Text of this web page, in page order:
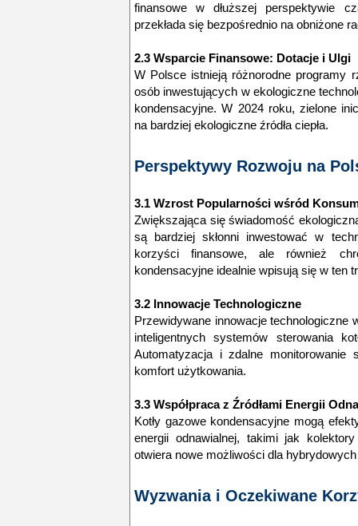
finansowe w dłuższej perspektywie
przekłada się bezpośrednio na obniżone
2.3 Wsparcie Finansowe: Dotacje i Ulgi
W Polsce istnieją różnorodne programy
osób inwestujących w ekologiczne
kondensacyjne. W 2024 roku, zielone
na bardziej ekologiczne źródła ciepła.
Perspektywy Rozwoju na
3.1 Wzrost Popularności wśród
Zwiększająca się świadomość
są bardziej skłonni inwestować w
korzyści finansowe, ale również
kondensacyjne idealnie wpisują się w ten
3.2 Innowacje Technologiczne
Przewidywane innowacje technologiczne
inteligentnych systemów sterowania
Automatyzacja i zdalne monitorowanie
komfort użytkowania.
3.3 Współpraca z Źródłami Energii
Kotły gazowe kondensacyjne mogą
energii odnawialnej, takimi jak
otwiera nowe możliwości dla
Wyzwania i Oczekiwane